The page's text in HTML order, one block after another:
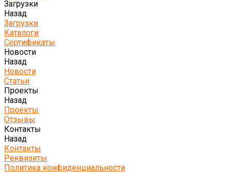
Загрузки
Назад
Загрузки
Каталоги
Сертификаты
Новости
Назад
Новости
Статьи
Проекты
Назад
Проекты
Отзывы
Контакты
Назад
Контакты
Реквизиты
Политика конфиденциальности